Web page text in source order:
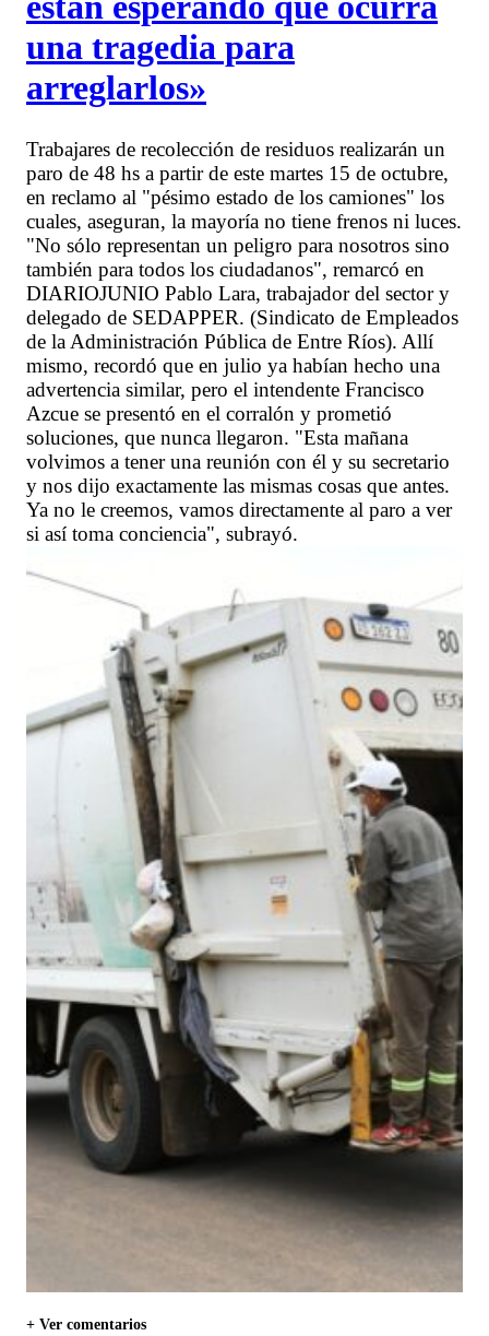
una tragedia para
arreglarlos»
Trabajares de recolección de residuos realizarán un
paro de 48 hs a partir de este martes 15 de octubre,
en reclamo al "pésimo estado de los camiones" los
cuales, aseguran, la mayoría no tiene frenos ni luces.
"No sólo representan un peligro para nosotros sino
también para todos los ciudadanos", remarcó en
DIARIOJUNIO Pablo Lara, trabajador del sector y
delegado de SEDAPPER. (Sindicato de Empleados
de la Administración Pública de Entre Ríos). Allí
mismo, recordó que en julio ya habían hecho una
advertencia similar, pero el intendente Francisco
Azcue se presentó en el corralón y prometió
soluciones, que nunca llegaron. "Esta mañana
volvimos a tener una reunión con él y su secretario
y nos dijo exactamente las mismas cosas que antes.
Ya no le creemos, vamos directamente al paro a ver
si así toma conciencia", subrayó.
+ Ver comentarios